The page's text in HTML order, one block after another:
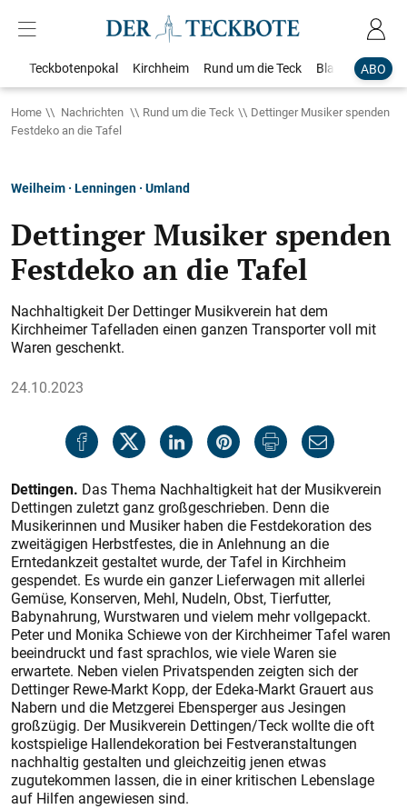
ABO
Teckbotenpokal Kirchheim Rund um die Teck Blaulicht
Home Nachrichten Rund um die Teck
Dettinger Musiker spenden
Festdeko an die Tafel
Weilheim · Lenningen · Umland
Dettinger Musiker spenden
Festdeko an die Tafel
Nachhaltigkeit Der Dettinger Musikverein hat dem
Kirchheimer Tafelladen einen ganzen Transporter voll mit
Waren geschenkt.
24.10.2023
Dettingen. Das Thema Nachhaltigkeit hat der Musikverein
Dettingen zuletzt ganz großgeschrieben. Denn die
Musikerinnen und Musiker haben die Festdekoration des
zweitägigen Herbstfestes, die in Anlehnung an die
Erntedankzeit gestaltet wurde, der Tafel in Kirchheim
gespendet. Es wurde ein ganzer Lieferwagen mit allerlei
Gemüse, Konserven, Mehl, Nudeln, Obst, Tierfutter,
Babynahrung, Wurstwaren und vielem mehr vollgepackt.
Peter und Monika Schiewe von der Kirchheimer Tafel waren
beeindruckt und fast sprachlos, wie viele Waren sie
erwartete. Neben vielen Privatspenden zeigten sich der
Dettinger Rewe-Markt Kopp, der Edeka-Markt Grauert aus
Nabern und die Metzgerei Ebensperger aus Jesingen
großzügig. Der Musikverein Dettingen/Teck wollte die oft
kostspielige Hallendekoration bei Festveranstaltungen
nachhaltig gestalten und gleichzeitig jenen etwas
zugutekommen lassen, die in einer kritischen Lebenslage
auf Hilfen angewiesen sind.